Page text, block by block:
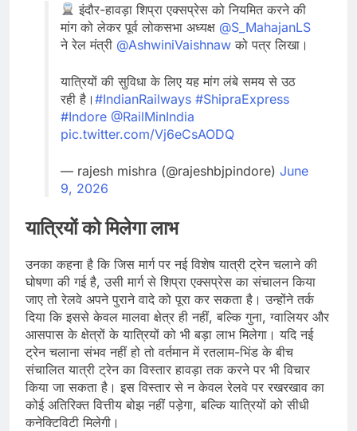
इंदौर-हावड़ा शिप्रा एक्सप्रेस को नियमित करने की
मांग को लेकर पूर्व लोकसभा अध्यक्ष @S_MahajanLS
ने रेल मंत्री @AshwiniVaishnaw को पत्र लिखा।
यात्रियों की सुविधा के लिए यह मांग लंबे समय से उठ
रही है। #IndianRailways #ShipraExpress
#Indore @RailMinIndia
pic.twitter.com/Vj6eCsAODQ
— rajesh mishra (@rajeshbjpindore) June
9, 2026
यात्रियों को मिलेगा लाभ
उनका कहना है कि जिस मार्ग पर नई विशेष यात्री ट्रेन चलाने की
घोषणा की गई है, उसी मार्ग से शिप्रा एक्सप्रेस का संचालन किया
जाए तो रेलवे अपने पुराने वादे को पूरा कर सकता है। उन्होंने तर्क
दिया कि इससे केवल मालवा क्षेत्र ही नहीं, बल्कि गुना, ग्वालियर और
आसपास के क्षेत्रों के यात्रियों को भी बड़ा लाभ मिलेगा। यदि नई
ट्रेन चलाना संभव नहीं हो तो वर्तमान में रतलाम-भिंड के बीच
संचालित यात्री ट्रेन का विस्तार हावड़ा तक करने पर भी विचार
किया जा सकता है। इस विस्तार से न केवल रेलवे पर रखरखाव का
कोई अतिरिक्त वित्तीय बोझ नहीं पड़ेगा, बल्कि यात्रियों को सीधी
कनेक्टिविटी मिलेगी।